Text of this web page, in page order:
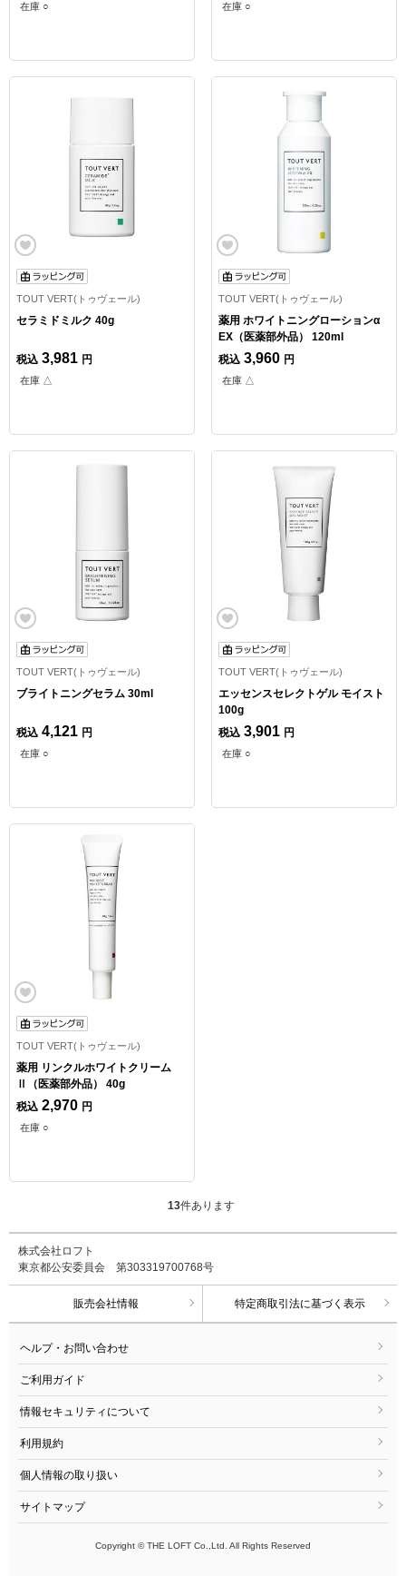
在庫 ○ 在庫 ○
TOUT VERT(トゥヴェール)
セラミドミルク 40g
税込 3,981 円
在庫 △
TOUT VERT(トゥヴェール)
薬用 ホワイトニングローションα
EX（医薬部外品） 120ml
税込 3,960 円
在庫 △
TOUT VERT(トゥヴェール)
ブライトニングセラム 30ml
税込 4,121 円
在庫 ○
TOUT VERT(トゥヴェール)
エッセンスセレクトゲル モイスト
100g
税込 3,901 円
在庫 ○
TOUT VERT(トゥヴェール)
薬用 リンクルホワイトクリーム
Ⅱ（医薬部外品） 40g
税込 2,970 円
在庫 ○
13件あります
株式会社ロフト
東京都公安委員会 第303319700768号
販売会社情報 特定商取引法に基づく表示
ヘルプ・お問い合わせ
ご利用ガイド
情報セキュリティについて
利用規約
個人情報の取り扱い
サイトマップ
Copyright © THE LOFT Co.,Ltd. All Rights Reserved